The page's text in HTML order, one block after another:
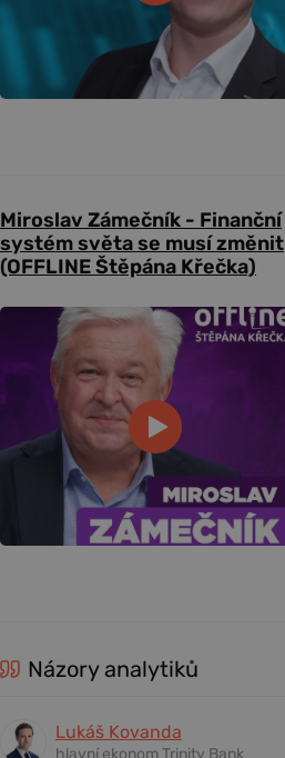
Miroslav Zámečník - Finanční
systém světa se musí změnit
(OFFLINE Štěpána Křečka)
Názory analytiků
Lukáš Kovanda
hlavní ekonom Trinity Bank